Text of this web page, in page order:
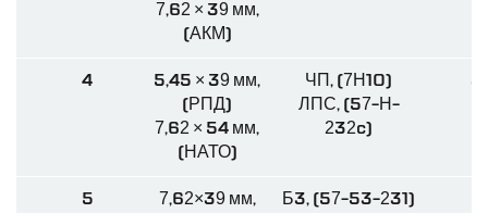
7,62 × 39 мм,
(АКМ)
4
5,45 × 39 мм,
(РПД)
7,62 × 54 мм,
(НАТО)
ЧП, (7H10)
ЛПС, (57-H-
232c)
5
7,62×39 мм,
Б3, (57-53-231)